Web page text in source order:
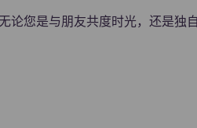
论您是与朋友共度时光，还是独